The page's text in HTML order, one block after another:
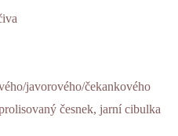
javorového/čekankového
česnek, jarní cibulka